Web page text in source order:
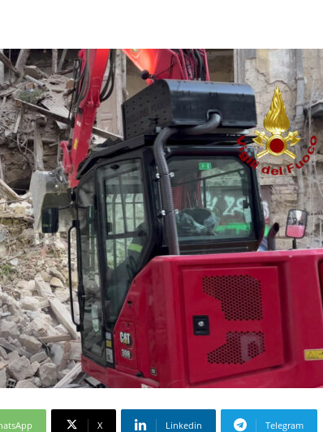
X Linkedin Telegram